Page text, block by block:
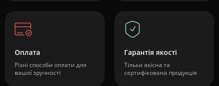
Оплата
Різні способи оплати для
вашої зручності
Гарантія якості
Тільки якісна та
сертифікована продукція